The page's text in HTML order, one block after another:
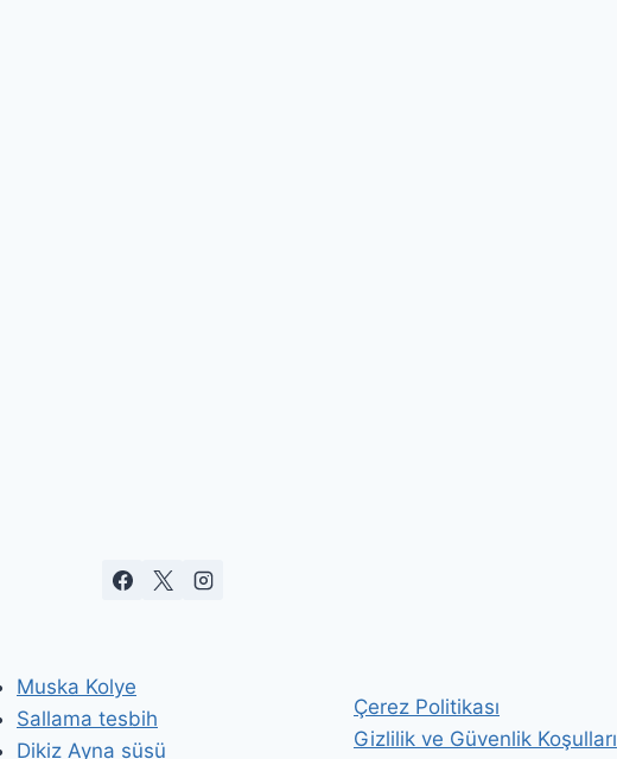
Muska Kolye
Sallama tesbih
Dikiz Ayna süsü
Çerez Politikası
Gizlilik ve Güvenlik Koşulları